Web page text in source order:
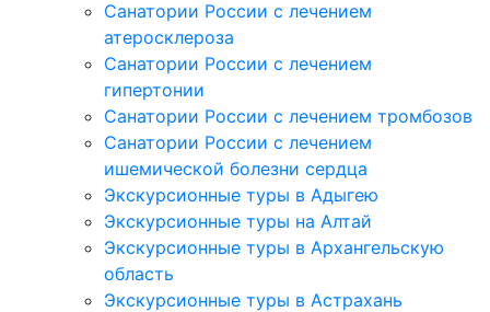
Санатории России с лечением
атеросклероза
Санатории России с лечением
гипертонии
Санатории России с лечением тромбозов
Санатории России с лечением
ишемической болезни сердца
Экскурсионные туры в Адыгею
Экскурсионные туры на Алтай
Экскурсионные туры в Архангельскую
область
Экскурсионные туры в Астрахань